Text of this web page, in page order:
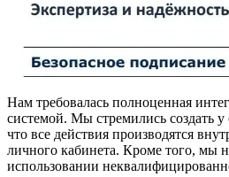
Нам требовалась полноценная
системой. Мы стремились создать у
что все действия производятся
личного кабинета. Кроме того, мы
использовании